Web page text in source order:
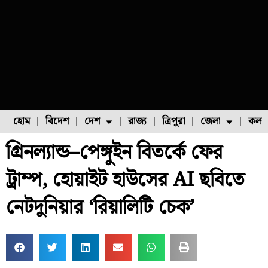
হোম বিদেশ দেশ
ফুল চাষ ফল চাষ মাছ চাষ
রাজ্য ত্রিপুরা জেলা
উত্তর ২৪ পরগনা
গ্রিনল্যান্ড–পেঙ্গুইন বিতর্কে ফের
ট্রাম্প, হোয়াইট হাউসের AI ছবিতে
নেটদুনিয়ার ‘রিয়ালিটি চেক’